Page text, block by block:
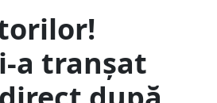
a tranșat